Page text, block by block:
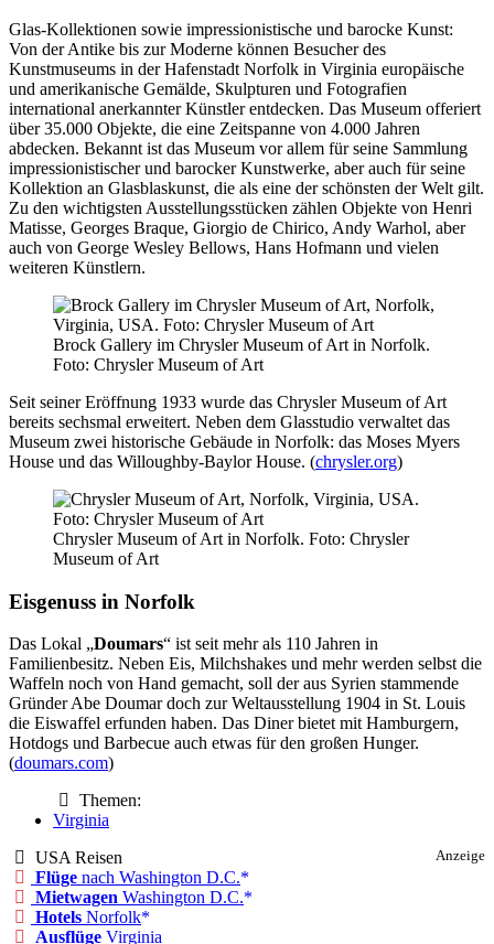
Glas-Kollektionen sowie impressionistische und barocke Kunst:
Von der Antike bis zur Moderne können Besucher des
Kunstmuseums in der Hafenstadt Norfolk in Virginia europäische
und amerikanische Gemälde, Skulpturen und Fotografien
international anerkannter Künstler entdecken. Das Museum offeriert
über 35.000 Objekte, die eine Zeitspanne von 4.000 Jahren
abdecken. Bekannt ist das Museum vor allem für seine Sammlung
impressionistischer und barocker Kunstwerke, aber auch für seine
Kollektion an Glasblaskunst, die als eine der schönsten der Welt gilt.
Zu den wichtigsten Ausstellungsstücken zählen Objekte von Henri
Matisse, Georges Braque, Giorgio de Chirico, Andy Warhol, aber
auch von George Wesley Bellows, Hans Hofmann und vielen
weiteren Künstlern.
Brock Gallery im Chrysler Museum of Art in Norfolk.
Foto: Chrysler Museum of Art
Seit seiner Eröffnung 1933 wurde das Chrysler Museum of Art
bereits sechsmal erweitert. Neben dem Glasstudio verwaltet das
Museum zwei historische Gebäude in Norfolk: das Moses Myers
House und das Willoughby-Baylor House. (chrysler.org)
Chrysler Museum of Art in Norfolk. Foto: Chrysler
Museum of Art
Eisgenuss in Norfolk
Das Lokal „Doumars“ ist seit mehr als 110 Jahren in
Familienbesitz. Neben Eis, Milchshakes und mehr werden selbst die
Waffeln noch von Hand gemacht, soll der aus Syrien stammende
Gründer Abe Doumar doch zur Weltausstellung 1904 in St. Louis
die Eiswaffel erfunden haben. Das Diner bietet mit Hamburgern,
Hotdogs und Barbecue auch etwas für den großen Hunger.
(doumars.com)
Themen:
Virginia
Anzeige
USA Reisen
Flüge nach Washington D.C.
Mietwagen Washington D.C.
Hotels Norfolk
Ausflüge Virginia